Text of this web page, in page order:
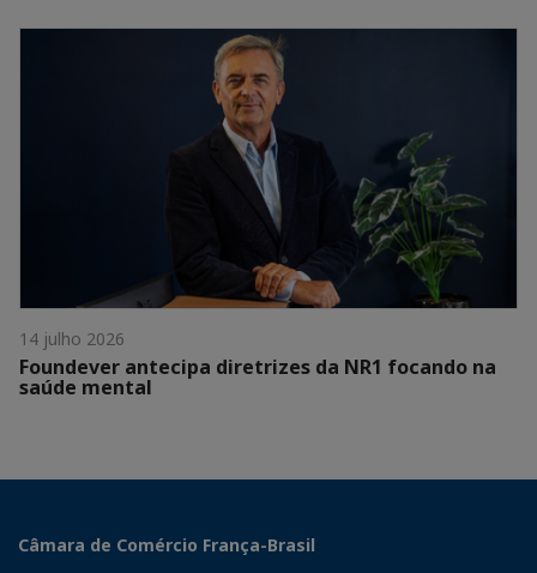
14 julho 2026
Foundever antecipa diretrizes da NR1 focando na
saúde mental
Câmara de Comércio França-Brasil